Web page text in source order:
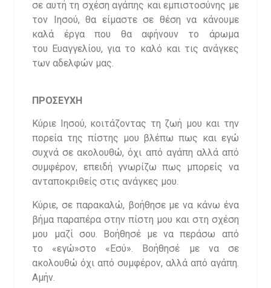
σε αυτή τη σχέση αγάπης και εμπιστοσύνης με
τον Ιησού, θα είμαστε σε θέση να κάνουμε
καλά έργα που θα αφήνουν το άρωμα
του Ευαγγελίου, για το καλό και τις ανάγκες
των αδελφών μας.
ΠΡΟΣΕΥΧΗ
​Κύριε Ιησού, κοιτάζοντας τη ζωή μου και την
πορεία της πίστης μου βλέπω πως και εγώ
συχνά σε ακολουθώ, όχι από αγάπη αλλά από
συμφέρον, επειδή γνωρίζω πως μπορείς να
ανταποκριθείς στις ανάγκες μου.
Κύριε, σε παρακαλώ, βοήθησε με να κάνω ένα
βήμα παραπέρα στην πίστη μου και στη σχέση
μου μαζί σου. Βοήθησέ με να περάσω από
το «εγώ»στο «Εσύ». Βοήθησέ με να σε
ακολουθώ όχι από συμφέρον, αλλά από αγάπη.
Αμήν.